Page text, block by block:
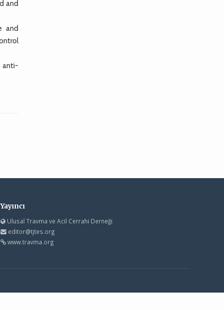
and
and
anti-
Yayıncı
Ulusal Travma ve Acil Cerrahi Derneği
editor@tjtes.org
www.travma.org